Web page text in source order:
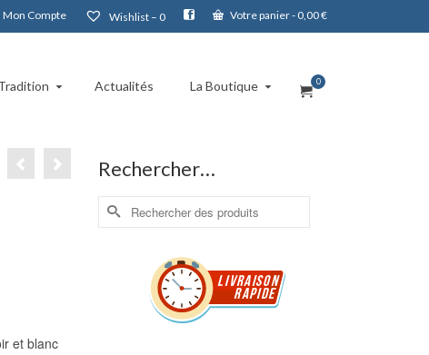
Mon Compte Wishlist – 0 Votre panier- 0,00€
Actualités La Boutique 0
et blanc
Rechercher…
Rechercher :